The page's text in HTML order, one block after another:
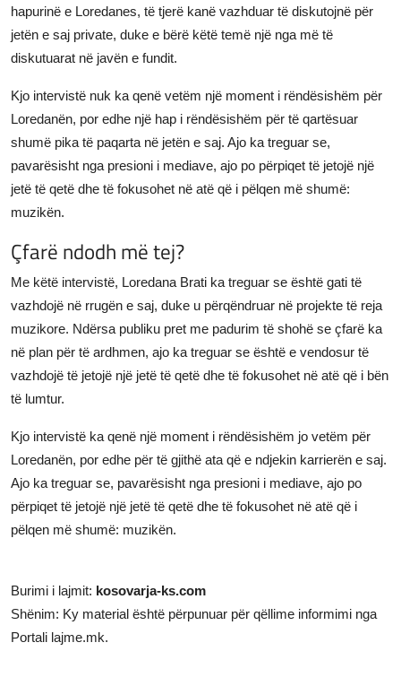
hapurinë e Loredanes, të tjerë kanë vazhduar të diskutojnë për
jetën e saj private, duke e bërë këtë temë një nga më të
diskutuarat në javën e fundit.
Kjo intervistë nuk ka qenë vetëm një moment i rëndësishëm për
Loredanën, por edhe një hap i rëndësishëm për të qartësuar
shumë pika të paqarta në jetën e saj. Ajo ka treguar se,
pavarësisht nga presioni i mediave, ajo po përpiqet të jetojë një
jetë të qetë dhe të fokusohet në atë që i pëlqen më shumë:
muzikën.
Çfarë ndodh më tej?
Me këtë intervistë, Loredana Brati ka treguar se është gati të
vazhdojë në rrugën e saj, duke u përqëndruar në projekte të reja
muzikore. Ndërsa publiku pret me padurim të shohë se çfarë ka
në plan për të ardhmen, ajo ka treguar se është e vendosur të
vazhdojë të jetojë një jetë të qetë dhe të fokusohet në atë që i bën
të lumtur.
Kjo intervistë ka qenë një moment i rëndësishëm jo vetëm për
Loredanën, por edhe për të gjithë ata që e ndjekin karrierën e saj.
Ajo ka treguar se, pavarësisht nga presioni i mediave, ajo po
përpiqet të jetojë një jetë të qetë dhe të fokusohet në atë që i
pëlqen më shumë: muzikën.
Burimi i lajmit: kosovarja-ks.com
Shënim: Ky material është përpunuar për qëllime informimi nga
Portali lajme.mk.